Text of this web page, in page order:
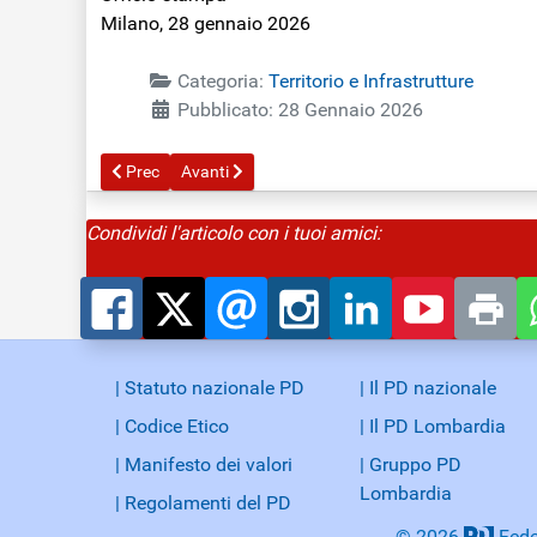
Milano, 28 gennaio 2026
Categoria: Territorio e Infrastrutture
Pubblicato: 28 Gennaio 2026
Articolo precedente: Pedemontana. Ricorso al TAR per
Prec Articolo successivo: Pedemontana Opera
Avanti
Condividi l'articolo con i tuoi amici:
| Statuto nazionale PD
| Codice Etico
| Manifesto dei valori
| Regolamenti del PD
| Il PD nazionale
| Il PD Lombardia
| Gruppo PD
Lombardia